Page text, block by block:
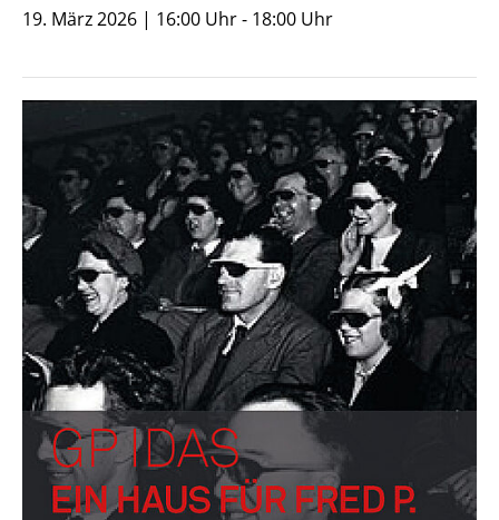
19. März 2026 | 16:00 Uhr - 18:00 Uhr